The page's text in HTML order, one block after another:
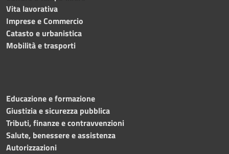
Vita lavorativa
Imprese e Commercio
Catasto e urbanistica
Mobilità e trasporti
Educazione e formazione
Giustizia e sicurezza pubblica
Tributi, finanze e contravvenzioni
Salute, benessere e assistenza
Autorizzazioni